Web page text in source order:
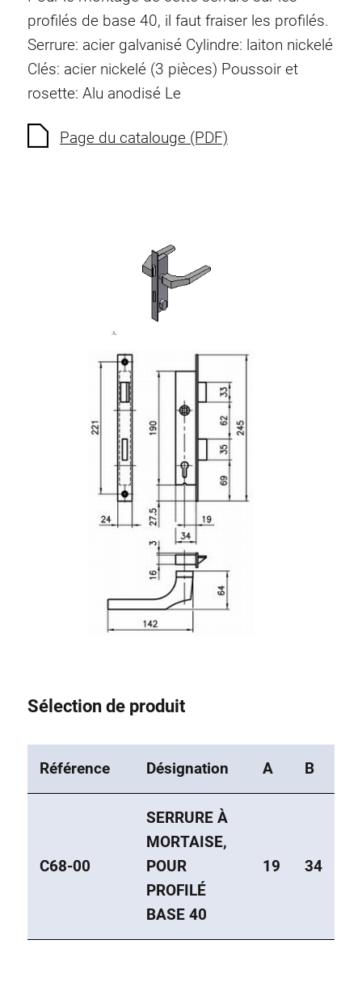
Ecrous à ressort
Sécurités de torsion
Raccordements à filet
Éléments de Raccordements de fond
Éléments plastiques
Éléments pneumatique
Éléments dynamique
Système de transrouler
profilés de base 40, il faut fraiser les profilés.
Serrure: acier galvanisé Cylindre: laiton nickelé
Clés: acier nickelé (3 pièces) Poussoir et
rosette: Alu anodisé Le
Page du catalouge (PDF)
Sélection de produit
Référence Désignation A B
C68-00
SERRURE À
MORTAISE,
POUR
PROFILÉ
BASE 40
19 34